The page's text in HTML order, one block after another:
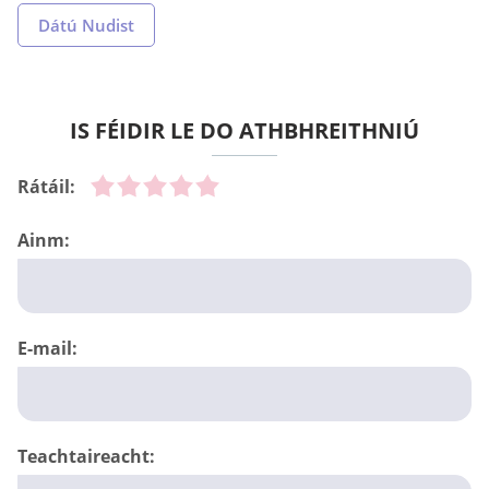
Dátú Nudist
IS FÉIDIR LE DO ATHBHREITHNIÚ
Rátáil:
Ainm:
E-mail:
Teachtaireacht: